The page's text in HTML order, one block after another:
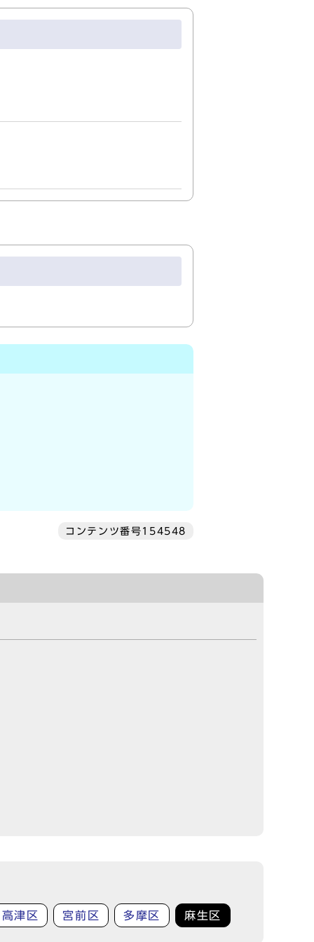
コンテンツ番号154548
高津区 宮前区 多摩区 麻生区